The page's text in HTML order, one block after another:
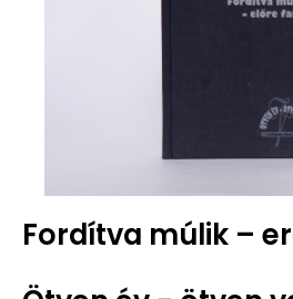
Fordítva múlik –